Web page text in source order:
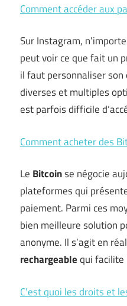
Comment accéder aux
Sur Instagram,
peut voir ce que fait un
il faut personnaliser son
diverses et multiples
est parfois difficile
Comment acheter des
Le Bitcoinse négocie
plateformes qui
paiement. Parmi ces
bien meilleure solution
anonyme. Il s’agit en
rechargeablequi
C’est quoi les droits et